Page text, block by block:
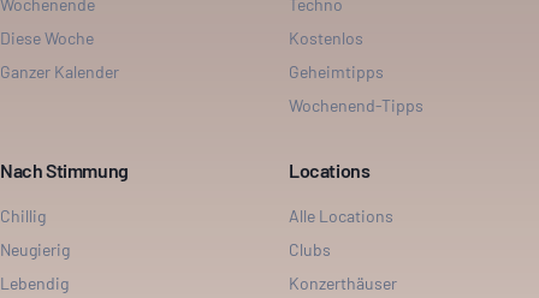
Wochenende
Diese Woche
Ganzer Kalender
Techno
Kostenlos
Geheimtipps
Wochenend-Tipps
Nach Stimmung
Chillig
Neugierig
Lebendig
Locations
Alle Locations
Clubs
Konzerthäuser